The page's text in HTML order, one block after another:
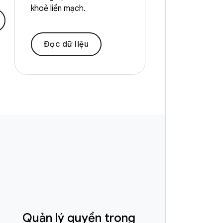
khoẻ liền mạch.
Đọc dữ liệu
Quản lý quyền trong